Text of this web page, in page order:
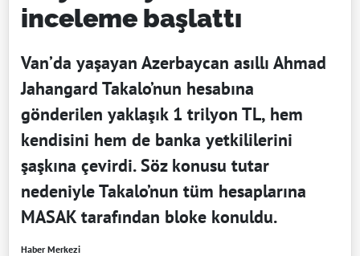
inceleme başlattı
Van’da yaşayan Azerbaycan asıllı Ahmad
Jahangard Takalo’nun hesabına
gönderilen yaklaşık 1 trilyon TL, hem
kendisini hem de banka yetkililerini
şaşkına çevirdi. Söz konusu tutar
nedeniyle Takalo’nun tüm hesaplarına
MASAK tarafından bloke konuldu.
Haber Merkezi